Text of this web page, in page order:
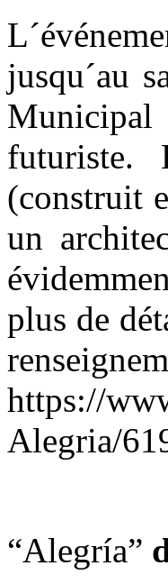
jusqu´au
futuriste.
(construit
un
plus de
https://
Alegria/
“Alegría”